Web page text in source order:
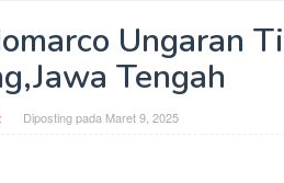
Ungaran
Tengah
Diposting pada Maret 9, 2025